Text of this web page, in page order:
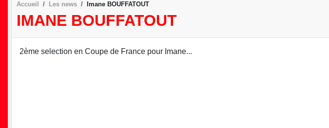
Accueil Les news Imane BOUFFATOUT
IMANE BOUFFATOUT
2ème selection en Coupe de France pour Imane...